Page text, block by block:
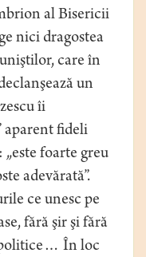
al Bisericii
nici dragostea
care în
un
îi
aparent fideli
foarte greu
adevărată”.
ce unesc pe
fără şir şi fără
În loc